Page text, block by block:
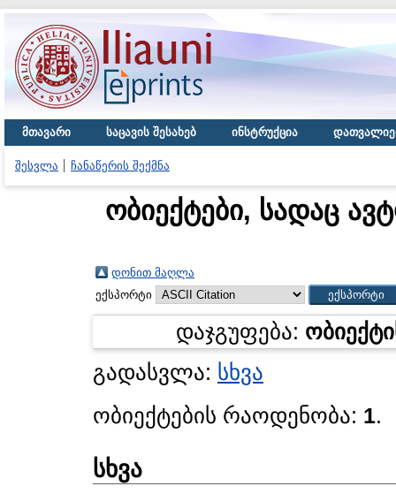
მთავარი საცავის შესახებ ინსტრუქცია
შესვლა ჩანაწერის შექმნა
ობიექტები, სადაც
დონით მაღლა
ექსპორტი
დაჯგუფება:
გადასვლა: სხვა
ობიექტების რაოდენობა: 1.
სხვა